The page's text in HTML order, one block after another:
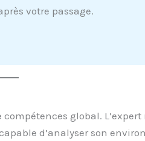
votre passage.
global.
d’analyser son